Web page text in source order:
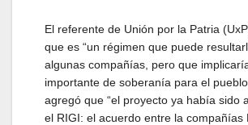
El referente de Unión por la Patria
que es “un régimen que puede
algunas compañías, pero que
importante de soberanía para el
agregó que “el proyecto ya había sido
el RIGI: el acuerdo entre la compañías